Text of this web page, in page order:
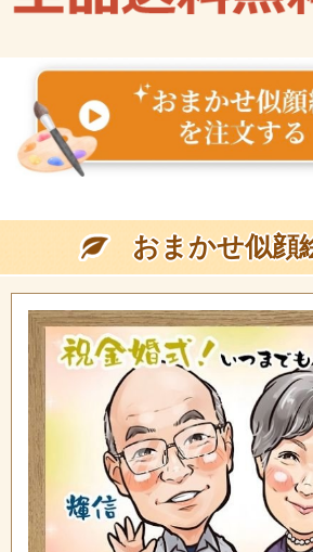
おまかせ似顔